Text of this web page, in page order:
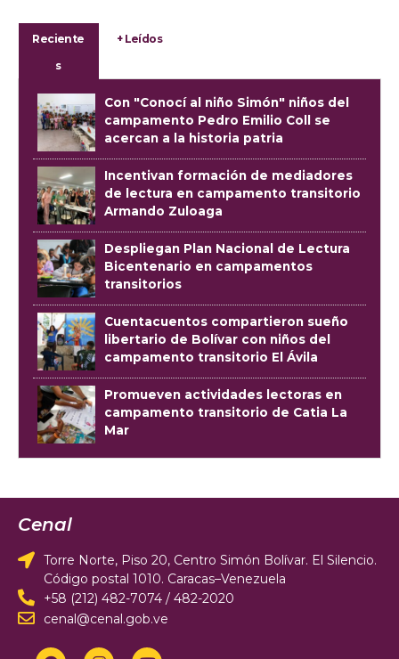
Reciente
s
+ Leídos
Con "Conocí al niño Simón" niños del
campamento Pedro Emilio Coll se
acercan a la historia patria
Incentivan formación de mediadores
de lectura en campamento transitorio
Armando Zuloaga
Despliegan Plan Nacional de Lectura
Bicentenario en campamentos
transitorios
Cuentacuentos compartieron sueño
libertario de Bolívar con niños del
campamento transitorio El Ávila
Promueven actividades lectoras en
campamento transitorio de Catia La
Mar
Cenal
Torre Norte, Piso 20, Centro Simón Bolívar. El Silencio.
Código postal 1010. Caracas–Venezuela
+58 (212) 482-7074 / 482-2020
cenal@cenal.gob.ve